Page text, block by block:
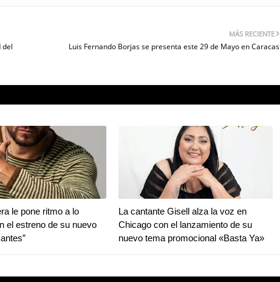
MÁS RECIENTE
Luis Fernando Borjas se presenta este 29 de Mayo en Caracas
del
le pone ritmo a lo
el estreno de su nuevo
La cantante Gisell alza la voz en
Chicago con el lanzamiento de su
nuevo tema promocional «Basta Ya»